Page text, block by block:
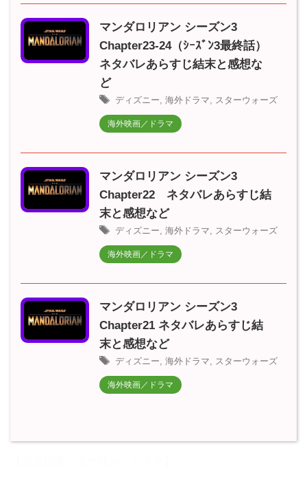
マンダロリアン シーズン3
Chapter23-24（ｼｰｽﾞﾝ3最終話）
ネタバレあらすじ結末と感想な
ど
ディズニー, 海外ドラマ, スターウォーズ
海外映画／ドラマ
マンダロリアン シーズン3
Chapter22 ネタバレあらすじ結
末と感想など
ディズニー, 海外ドラマ, スターウォーズ
海外映画／ドラマ
マンダロリアン シーズン3
Chapter21 ネタバレあらすじ結
末と感想など
ディズニー, 海外ドラマ, スターウォーズ
海外映画／ドラマ